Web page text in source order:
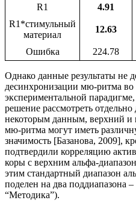
R1
4.91
R1*стимульный
материал
12.63
Ошибка 224.78
Однако данные результаты не
десинхронизации мю-ритма во
экспериментальной
решение рассмотреть
некоторым данным, верхний
мю-ритма могут иметь
значимость [Базанова, 2009],
подтвердили корреляцию
коры с верхним альфа-
этим стандартный диапазон
поделен на два поддиапазона
“Методика”).